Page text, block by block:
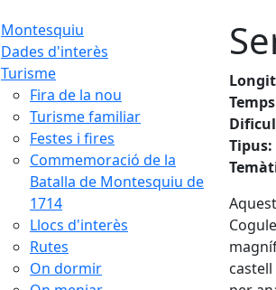
Montesquiu
Dades d'interès
Turisme
Fira de la nou
Turisme familiar
Festes i fires
Commemoració de la
Batalla de Montesquiu de
1714
Llocs d'interès
Rutes
On dormir
Tipus: